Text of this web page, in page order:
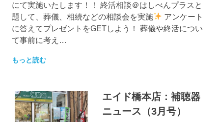
にて実施いたします！！ 終活相談＠はしべんプラスと
題して、葬儀、相続などの相談会を実施
アンケート
に答えてプレゼントをGETしよう！ 葬儀や終活につい
て事前に考え…
もっと読む
エイド橋本店：補聴器
ニュース（3月号）